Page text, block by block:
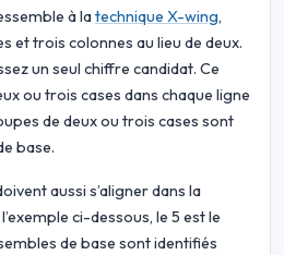
à latechnique X-wing,
et trois colonnes au lieu de deux.
un seul chiffre candidat. Ce
ou trois cases dans chaque ligne
de deux ou trois cases sont
base.
aussi s’aligner dans la
ci-dessous, le 5 est le
de base sont identifiés